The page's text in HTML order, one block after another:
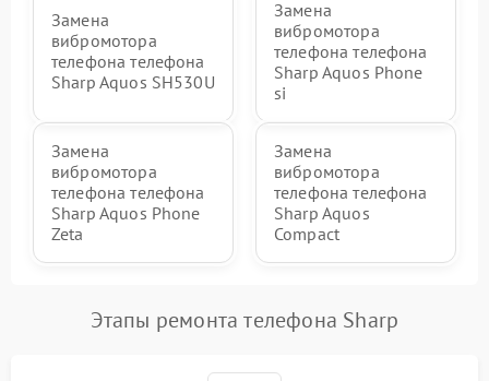
Замена
вибромотора
телефона телефона
Sharp Aquos SH530U
Замена
вибромотора
телефона телефона
Sharp Aquos Phone
si
Замена
вибромотора
телефона телефона
Sharp Aquos Phone
Zeta
Замена
вибромотора
телефона телефона
Sharp Aquos
Compact
Этапы ремонта телефона Sharp